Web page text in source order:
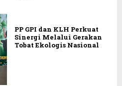
PP GPI dan KLH Perkuat
Sinergi Melalui Gerakan
Tobat Ekologis Nasional